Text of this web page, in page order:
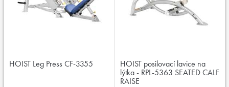
HOIST Leg Press CF-3355
HOIST posilovací lavice na
lýtka - RPL-5363 SEATED CALF
RAISE